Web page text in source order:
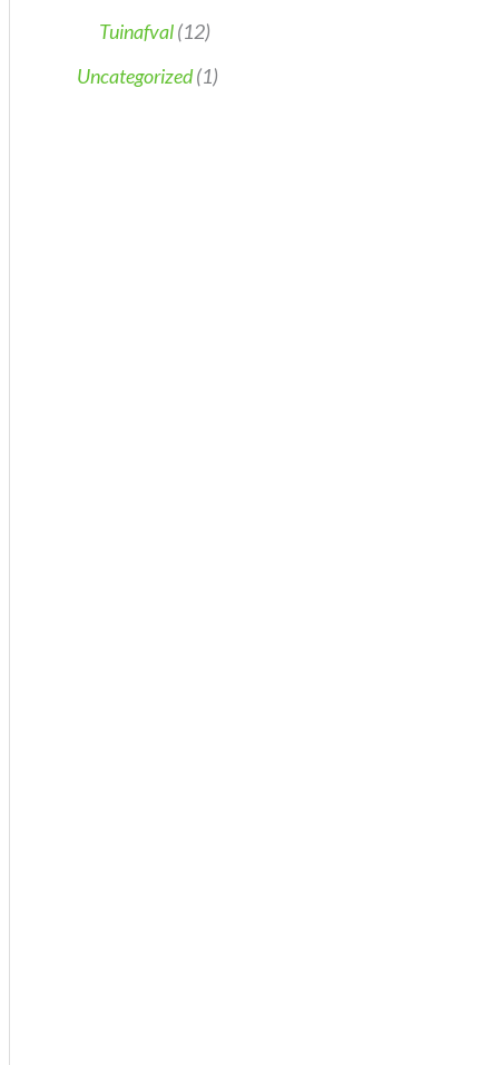
Tuinafval(12)
Uncategorized(1)